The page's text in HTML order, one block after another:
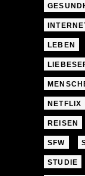
LEBEN
NETFLIX
REISEN
SFW
STUDIE